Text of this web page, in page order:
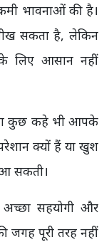
भावनाओं की है।
सकता है, लेकिन
लिए आसान नहीं
कुछ कहे भी आपके
क्यों हैं या खुश
सकती।
सहयोगी और
जगह पूरी तरह नहीं